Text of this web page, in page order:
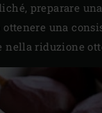
preparare
una
nella riduzione